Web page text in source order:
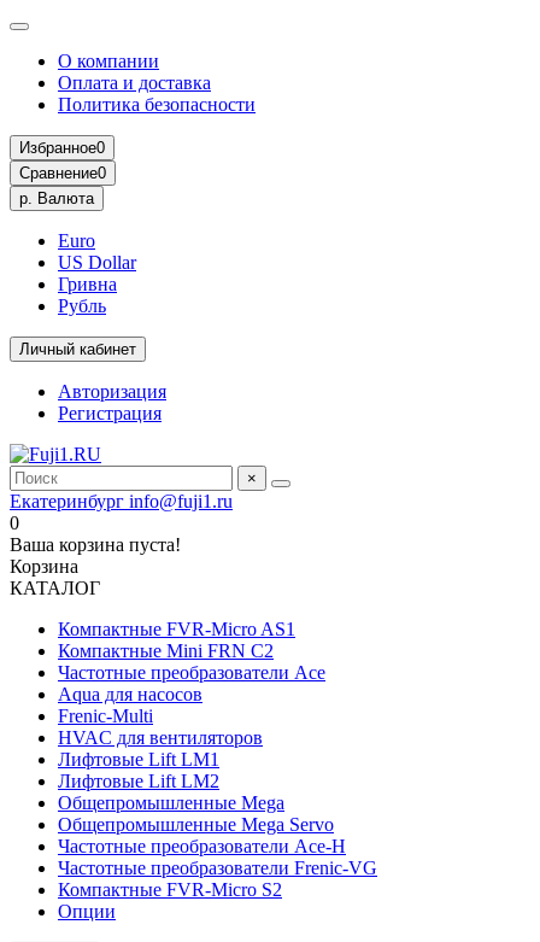
О компании
Оплата и доставка
Политика безопасности
Избранное0
Сравнение0
р. Валюта
Euro
US Dollar
Гривна
Рубль
Личный кабинет
Авторизация
Регистрация
×
Екатеринбург info@fuji1.ru
0
Ваша корзина пуста!
Корзина
КАТАЛОГ
Компактные FVR-Micro AS1
Компактные Mini FRN C2
Частотные преобразователи Ace
Aqua для насосов
Frenic-Multi
HVAC для вентиляторов
Лифтовые Lift LM1
Лифтовые Lift LM2
Общепромышленные Mega
Общепромышленные Mega Servo
Частотные преобразователи Ace-H
Частотные преобразователи Frenic-VG
Компактные FVR-Micro S2
Опции